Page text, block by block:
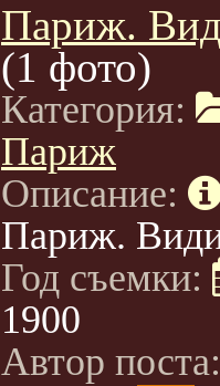
Париж.
(1 фото)
Категория:
Париж
Описание:
Париж.
Год съемки:
1900
Автор